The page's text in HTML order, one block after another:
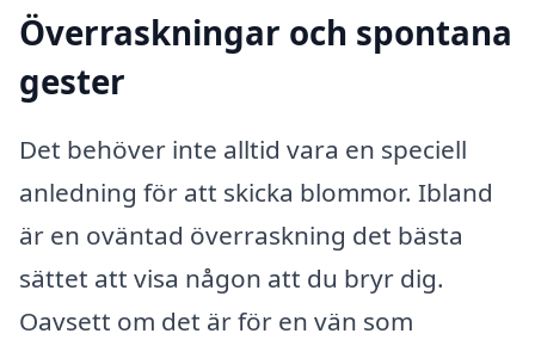
Överraskningar och spontana
gester
Det behöver inte alltid vara en speciell
anledning för att skicka blommor. Ibland
är en oväntad överraskning det bästa
sättet att visa någon att du bryr dig.
Oavsett om det är för en vän som